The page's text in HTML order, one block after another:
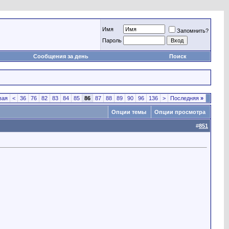
Имя
Запомнить?
Пароль
Сообщения за день Поиск
< 36 76 82 83 84 85 86 87 88 89 90 96 136 > Последняя »
Опции темы Опции просмотра
#851